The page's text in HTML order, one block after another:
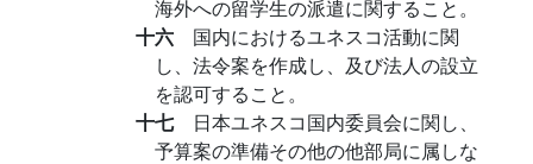
海外への留学生の派遣に関すること。
十六 国内におけるユネスコ活動に関
し、法令案を作成し、及び法人の設立
を認可すること。
十七 日本ユネスコ国内委員会に関し、
予算案の準備その他の他部局に属しな